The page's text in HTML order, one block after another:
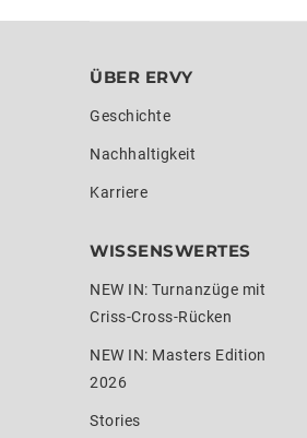
ÜBER ERVY
Geschichte
Nachhaltigkeit
Karriere
WISSENSWERTES
NEW IN: Turnanzüge mit
Criss-Cross-Rücken
NEW IN: Masters Edition
2026
Stories